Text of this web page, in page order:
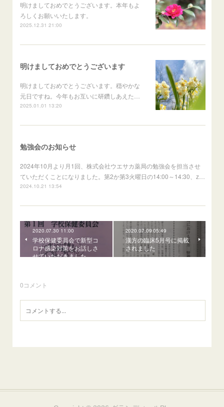
明けましておめでとうございます。本年もよ
ろしくお願いいたします。
2025.12.31 21:00
明けましておめでとうございます
明けましておめでとうございます。穏やかな
元日ですね。今年もお互いに研鑽しあえた…
2025.01.01 13:20
勉強会のお知らせ
2024年10月より月1回、株式会社ウエサカ薬局の勉強会を担当させ
ていただくことになりました。第2か第3火曜日の14:00～14:30、z…
2024.10.21 13:54
2020.07.30 11:00
学校保健委員会で新型コ
ロナ感染対策をお話しさ
せていただきました
2020.07.09 05:49
漢方の臨床5月号に掲載
されました
0コメント